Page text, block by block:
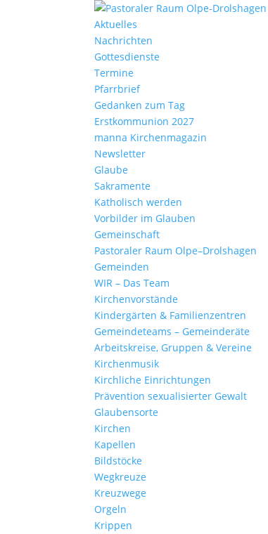
Aktu­elles
Nach­richten
Gottes­dienste
Termine
Pfarr­brief
Gedanken zum Tag
Erst­kom­mu­nion 2027
manna Kirchen­ma­gazin
News­letter
Glaube
Sakra­mente
Katho­lisch werden
Vorbilder im Glauben
Gemein­schaft
Pasto­raler Raum Olpe–Drolshagen
Gemeinden
WIR – Das Team
Kirchen­vor­stände
Kinder­gärten & Familienzentren
Gemein­de­teams – Gemeinderäte
Arbeits­kreise, Gruppen & Vereine
Kirchen­musik
Kirch­liche Einrichtungen
Präven­tion sexua­li­sierter Gewalt
Glau­ben­s­orte
Kirchen
Kapellen
Bild­stöcke
Wegkreuze
Kreuz­wege
Orgeln
Krippen